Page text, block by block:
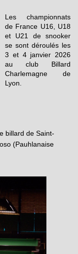
Les championnats
de France U16, U18
et U21 de snooker
se sont déroulés les
3 et 4 janvier 2026
au club Billard
Charlemagne de
Lyon.
billard de Saint-
(Pauhlanaise